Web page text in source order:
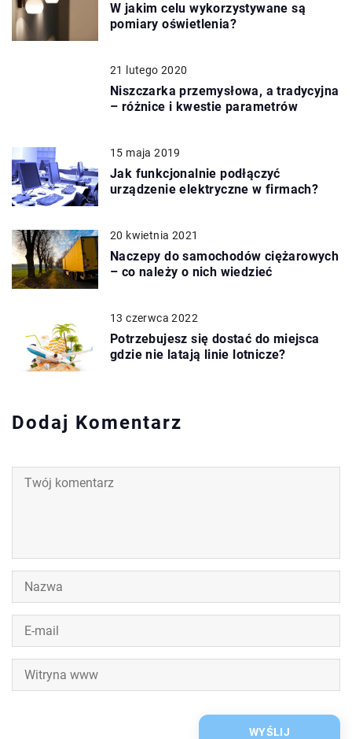
W jakim celu wykorzystywane są
pomiary oświetlenia?
21 lutego 2020
Niszczarka przemysłowa, a tradycyjna
– różnice i kwestie parametrów
15 maja 2019
Jak funkcjonalnie podłączyć
urządzenie elektryczne w firmach?
20 kwietnia 2021
Naczepy do samochodów ciężarowych
– co należy o nich wiedzieć
13 czerwca 2022
Potrzebujesz się dostać do miejsca
gdzie nie latają linie lotnicze?
Dodaj Komentarz